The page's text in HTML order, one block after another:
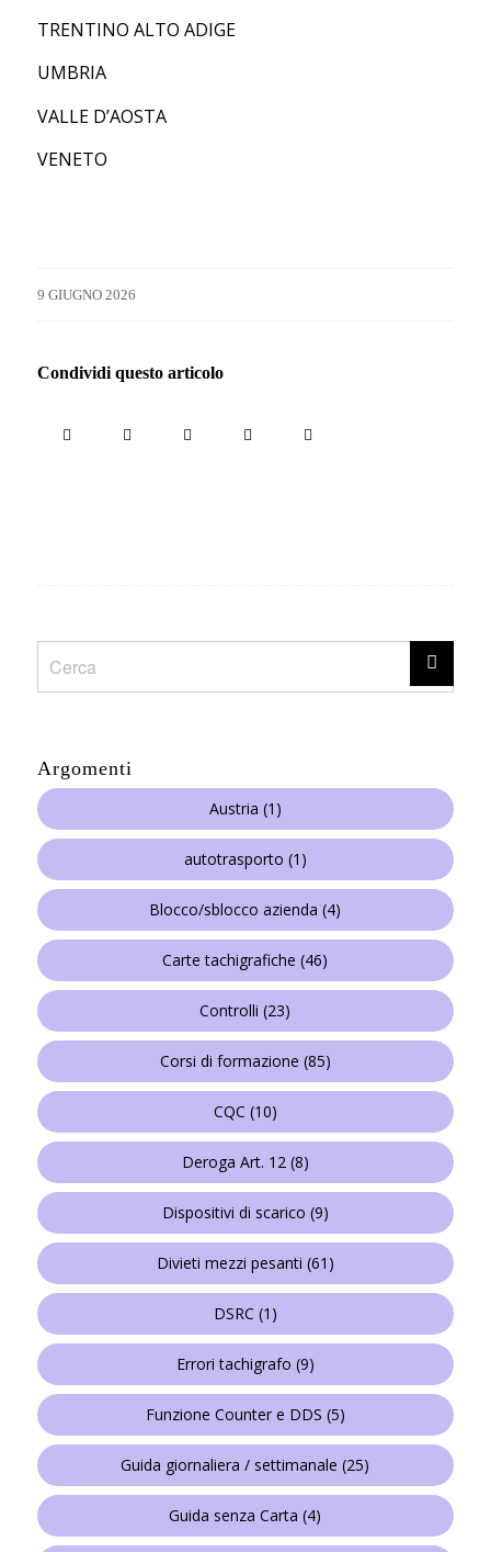
TRENTINO ALTO ADIGE
UMBRIA
VALLE D’AOSTA
VENETO
9 GIUGNO 2026
Condividi questo articolo
Argomenti
Austria (1)
autotrasporto (1)
Blocco/sblocco azienda (4)
Carte tachigrafiche (46)
Controlli (23)
Corsi di formazione (85)
CQC (10)
Deroga Art. 12 (8)
Dispositivi di scarico (9)
Divieti mezzi pesanti (61)
DSRC (1)
Errori tachigrafo (9)
Funzione Counter e DDS (5)
Guida giornaliera / settimanale (25)
Guida senza Carta (4)